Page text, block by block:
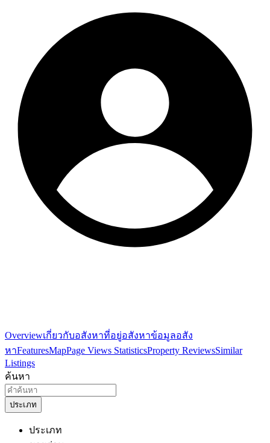
Overviewเกี่ยวกับอสังหาที่อยู่อสังหาข้อมูลอสัง
หาFeaturesMapPage Views StatisticsProperty ReviewsSimilar
Listings
ค้นหา
ประเภท
ประเภท